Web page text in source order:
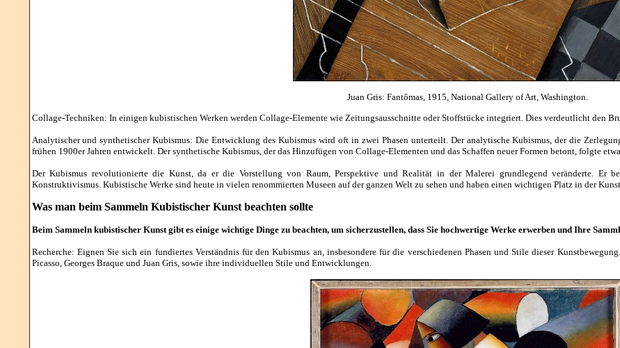
Juan Gris: Fantômas, 1915, National Gallery of Art, Washington.
Collage-Techniken: In einigen kubistischen Werken werden Collage-Elemente wie Zeitungsausschnitte oder Stoffstücke integriert. Dies verdeutlicht den
Analytischer und synthetischer Kubismus: Die Entwicklung des Kubismus wird oft in zwei Phasen unterteilt. Der analytische Kubismus, der die
frühen 1900er Jahren entwickelt. Der synthetische Kubismus, der das Hinzufügen von Collage-Elementen und das Schaffen neuer Formen betont, folgte
Der Kubismus revolutionierte die Kunst, da er die Vorstellung von Raum, Perspektive und Realität in der Malerei grundlegend veränderte. Er
Konstruktivismus. Kubistische Werke sind heute in vielen renommierten Museen auf der ganzen Welt zu sehen und haben einen wichtigen Platz in der
Was man beim Sammeln Kubistischer Kunst beachten sollte
Beim Sammeln kubistischer Kunst gibt es einige wichtige Dinge zu beachten, um sicherzustellen, dass Sie hochwertige Werke erwerben und Ihre
Recherche: Eignen Sie sich ein fundiertes Verständnis für den Kubismus an, insbesondere für die verschiedenen Phasen und Stile dieser
Picasso, Georges Braque und Juan Gris, sowie ihre individuellen Stile und Entwicklungen.